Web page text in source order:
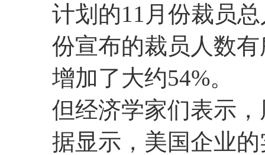
计划的11月份裁员
份宣布的裁员人数
增加了大约54%。
但经济学家们表示
据显示，美国企业